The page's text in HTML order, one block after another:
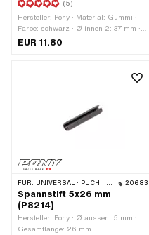
(5)
Hersteller: Pony · Material: Gummi ·
Farbe: schwarz · Ø innen 2: 37 mm ·
Gesamtlänge: 160 mm · Ø innen: 27
EUR 11.80
FÜR: UNIVERSAL · PUCH · SACHS · PONY / CILO (BETA 521 & 512) 20683
Spannstift 5x26 mm
(P8214)
Hersteller: Pony · Ø aussen: 5 mm ·
Gesamtlänge: 26 mm